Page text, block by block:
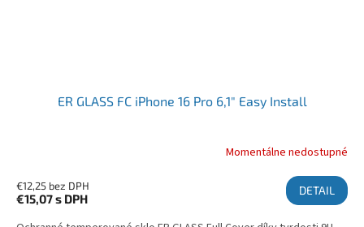
ER GLASS FC iPhone 16 Pro 6,1" Easy Install
Momentálne nedostupné
€12,25 bez DPH
€15,07s DPH
DETAIL